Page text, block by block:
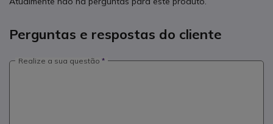
Perguntas e respostas do cliente
Realize a sua questão